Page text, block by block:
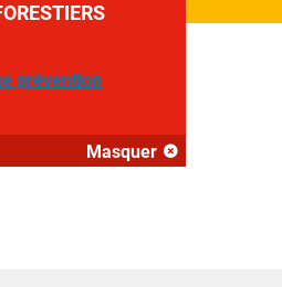
prévention
Masquer